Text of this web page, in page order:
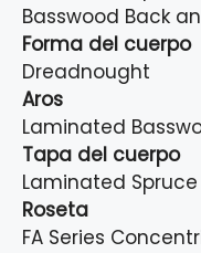
Basswood Back
Forma del cuerpo
Dreadnought
Aros
Laminated
Tapa del cuerpo
Laminated Spruce
Roseta
FA Series